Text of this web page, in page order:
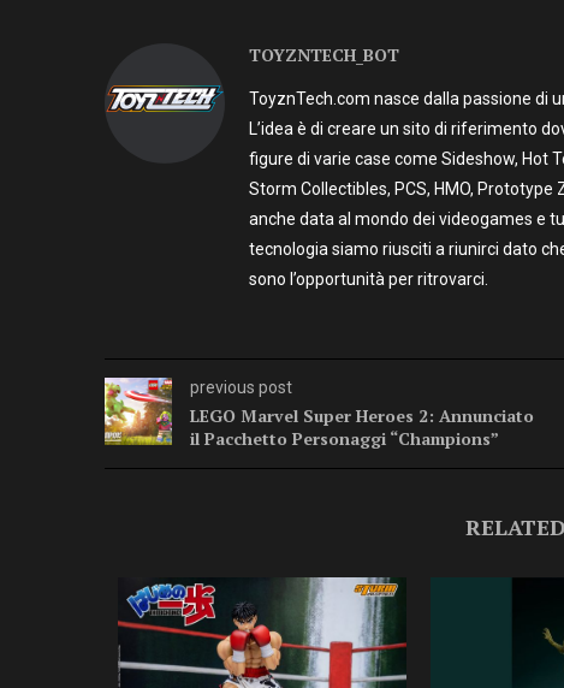
TOYZNTECH_BOT
ToyznTech.com nasce dalla passione di
L’idea è di creare un sito di riferimento
figure di varie case come Sideshow, Hot
Storm Collectibles, PCS, HMO,
anche data al mondo dei videogames e
tecnologia siamo riusciti a riunirci dato
sono l’opportunità per ritrovarci.
previous post
LEGO Marvel Super Heroes 2: Annunciato
il Pacchetto Personaggi “Champions”